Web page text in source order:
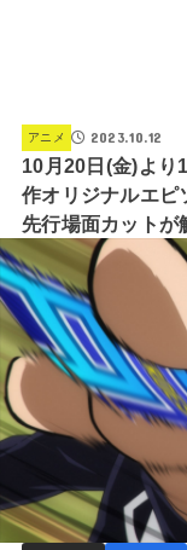
アニメ 2023.10.12
10月20日(金)より
作オリジナルエピ
先行場面カットが